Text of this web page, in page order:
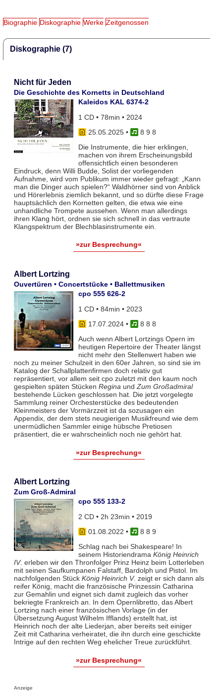
Biographie Diskographie Werke Zeitgenossen
Diskographie (7)
Nicht für Jeden
Die Geschichte des Kornetts in Deutschland
Kaleidos KAL 6374-2
1 CD • 78min • 2024
25.05.2025•
8 9 8
Die Instrumente, die hier erklingen,
machen von ihrem Erscheinungsbild
offensichtlich einen besonderen
Eindruck, denn Willi Budde, Solist der vorliegenden
Aufnahme, wird vom Publikum immer wieder gefragt: „Kann
man die Dinger auch spielen?“ Waldhörner sind von Anblick
und Hörerlebnis ziemlich bekannt, und so dürfte diese Frage
hauptsächlich den Kornetten gelten, die etwa wie eine
unhandliche Trompete aussehen. Wenn man allerdings
ihren Klang hört, ordnen sie sich schnell in das vertraute
Klangspektrum der Blechblasinstrumente ein.
»zur Besprechung«
Albert Lortzing
Ouvertüren • Concertstücke • Ballettmusiken
cpo 555 626-2
1 CD • 84min • 2023
17.07.2024•
8 8 8
Auch wenn Albert Lortzings Opern im
heutigen Repertoire der Theater längst
nicht mehr den Stellenwert haben wie
noch zu meiner Schulzeit in den 60er Jahren, so sind sie im
Katalog der Schallplattenfirmen doch relativ gut
repräsentiert, vor allem seit cpo zuletzt mit den kaum noch
gespielten späten Stücken ReginaundZum Großadmiral
bestehende Lücken geschlossen hat. Die jetzt vorgelegte
Sammlung reiner Orchesterstücke des bedeutenden
Kleinmeisters der Vormärzzeit ist da sozusagen ein
Appendix, der dem stets neugierigen Musikfreund wie dem
unermüdlichen Sammler einige hübsche Pretiosen
präsentiert, die er wahrscheinlich noch nie gehört hat.
»zur Besprechung«
Albert Lortzing
Zum Groß-Admiral
cpo 555 133-2
2 CD • 2h 23min • 2019
01.08.2022 •
8 8 9
Schlag nach bei Shakespeare! In
seinem Historiendrama König Heinrich
IV. erleben wir den Thronfolger Prinz Heinz beim Lotterleben
mit seinen Saufkumpanen Falstaff, Bardolph und Pistol. Im
nachfolgenden Stück König Heinrich V. zeigt er sich dann als
reifer König, macht die französische Prinzessin Catharina
zur Gemahlin und eignet sich damit zugleich das vorher
bekriegte Frankreich an. In dem Opernlibretto, das Albert
Lortzing nach einer französischen Vorlage (in der
Übersetzung August Wilhelm Ifflands) erstellt hat, ist
Heinrich noch der alte Liederjan, aber bereits seit einiger
Zeit mit Catharina verheiratet, die ihn durch eine geschickte
Intrige auf den rechten Weg ehelicher Treue zurückführt.
»zur Besprechung«
Anzeige